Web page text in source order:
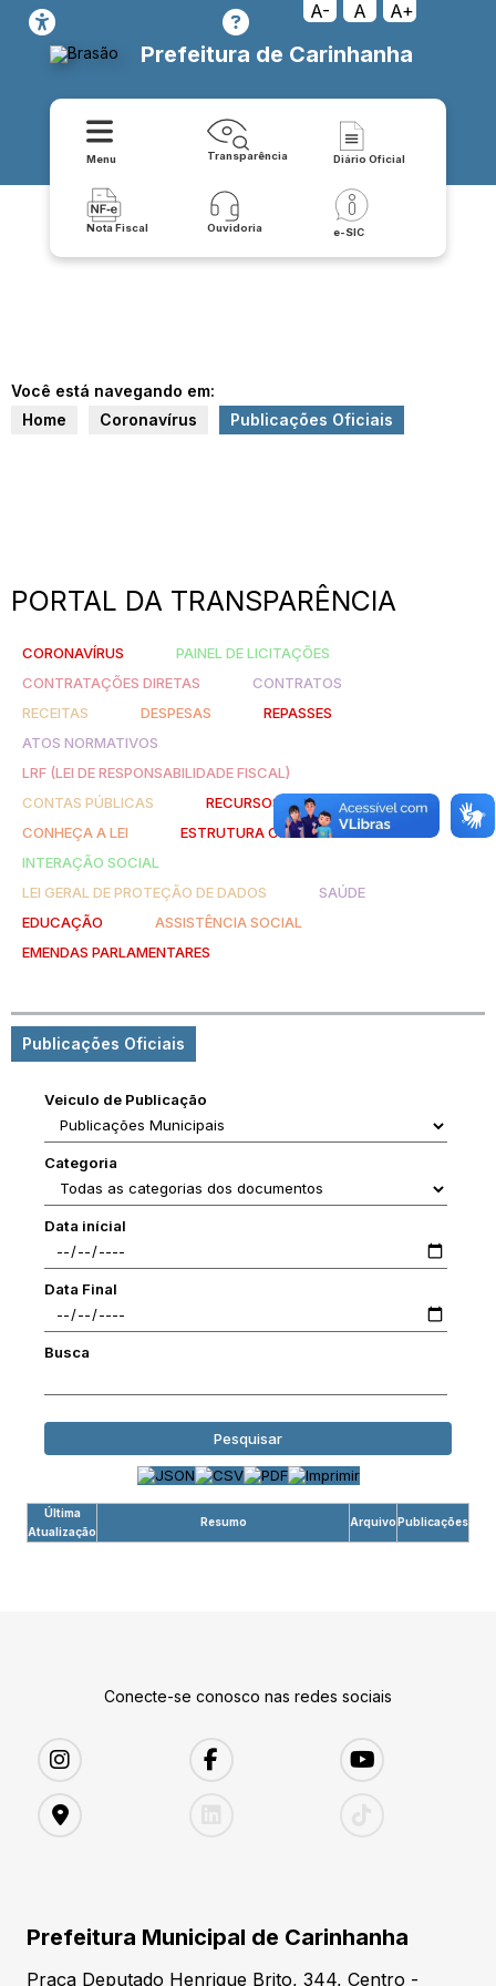
A- A A+
Prefeitura de Carinhanha
Menu Transparência Diário Oficial
Nota Fiscal Ouvidoria e-SIC
Você está navegando em:
Home
Coronavírus Publicações Oficiais
PORTAL DA TRANSPARÊNCIA
CORONAVÍRUS
PAINEL DE LICITAÇÕES
CONTRATAÇÕES DIRETAS
CONTRATOS
RECEITAS
DESPESAS
REPASSES
ATOS NORMATIVOS
LRF (LEI DE RESPONSABILIDADE FISCAL)
CONTAS PÚBLICAS
RECURSOS HUMANOS
CONHEÇA A LEI
ESTRUTURA ORGANIZACIONAL
INTERAÇÃO SOCIAL
LEI GERAL DE PROTEÇÃO DE DADOS
SAÚDE
EDUCAÇÃO
ASSISTÊNCIA SOCIAL
EMENDAS PARLAMENTARES
Publicações Oficiais
Veiculo de Publicação
Categoria
Data inícial
Data Final
Busca
Pesquisar
Última
Atualização
Resumo ArquivoPublicações
Conecte-se conosco nas redes sociais
Prefeitura Municipal de Carinhanha
Praça Deputado Henrique Brito, 344, Centro -